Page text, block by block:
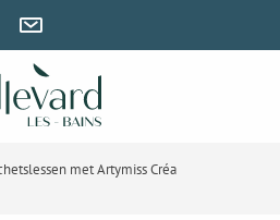
met Artymiss Créa